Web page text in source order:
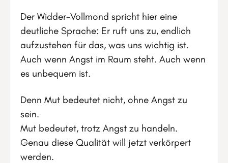
Der Widder-Vollmond spricht hier eine
deutliche Sprache: Er ruft uns zu, endlich
aufzustehen für das, was uns wichtig ist.
Auch wenn Angst im Raum steht. Auch wenn
es unbequem ist.
Denn Mut bedeutet nicht, ohne Angst zu
sein.
Mut bedeutet, trotz Angst zu handeln.
Genau diese Qualität will jetzt verkörpert
werden.